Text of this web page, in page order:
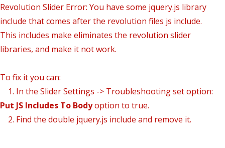
Revolution Slider Error: You have some jquery.js library
include that comes after the revolution files js include.
This includes make eliminates the revolution slider
libraries, and make it not work.
To fix it you can:
1. In the Slider Settings -> Troubleshooting set option:
Put JS Includes To Bodyoption to true.
2. Find the double jquery.js include and remove it.